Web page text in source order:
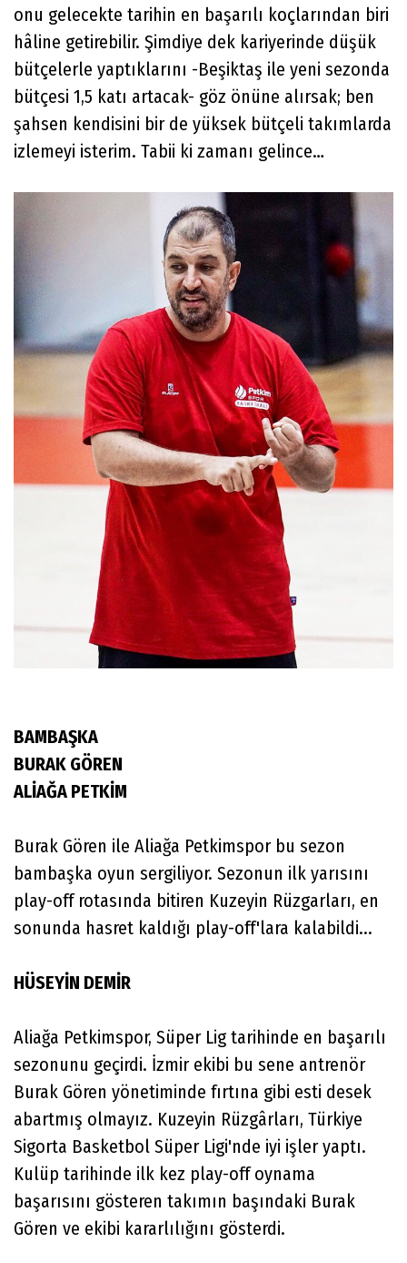
onu gelecekte tarihin en başarılı koçlarından biri
hâline getirebilir. Şimdiye dek kariyerinde düşük
bütçelerle yaptıklarını -Beşiktaş ile yeni sezonda
bütçesi 1,5 katı artacak- göz önüne alırsak; ben
şahsen kendisini bir de yüksek bütçeli takımlarda
izlemeyi isterim. Tabii ki zamanı gelince…
BAMBAŞKA
BURAK GÖREN
ALİAĞA PETKİM
Burak Gören ile Aliağa Petkimspor bu sezon
bambaşka oyun sergiliyor. Sezonun ilk yarısını
play-off rotasında bitiren Kuzeyin Rüzgarları, en
sonunda hasret kaldığı play-off'lara kalabildi...
HÜSEYİN DEMİR
Aliağa Petkimspor, Süper Lig tarihinde en başarılı
sezonunu geçirdi. İzmir ekibi bu sene antrenör
Burak Gören yönetiminde fırtına gibi esti desek
abartmış olmayız. Kuzeyin Rüzgârları, Türkiye
Sigorta Basketbol Süper Ligi'nde iyi işler yaptı.
Kulüp tarihinde ilk kez play-off oynama
başarısını gösteren takımın başındaki Burak
Gören ve ekibi kararlılığını gösterdi.